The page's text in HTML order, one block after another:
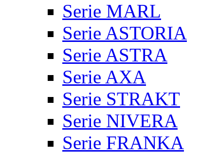
Serie MARL
Serie ASTORIA
Serie ASTRA
Serie AXA
Serie STRAKT
Serie NIVERA
Serie FRANKA